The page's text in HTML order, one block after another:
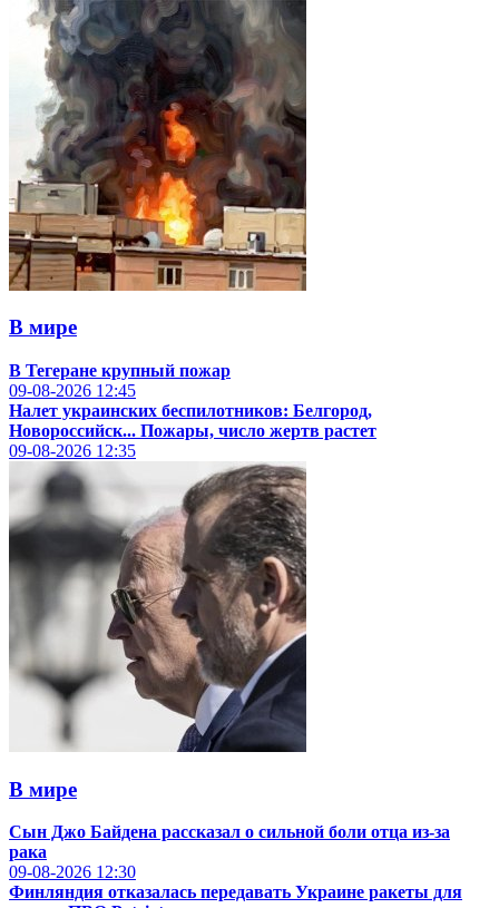
В мире
В Тегеране крупный пожар
09-08-2026 12:45
Налет украинских беспилотников: Белгород,
Новороссийск... Пожары, число жертв растет
09-08-2026 12:35
В мире
Сын Джо Байдена рассказал о сильной боли отца из-за
рака
09-08-2026 12:30
Финляндия отказалась передавать Украине ракеты для